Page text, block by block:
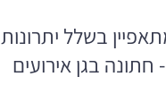
בשלל יתרונות
בגן אירועים